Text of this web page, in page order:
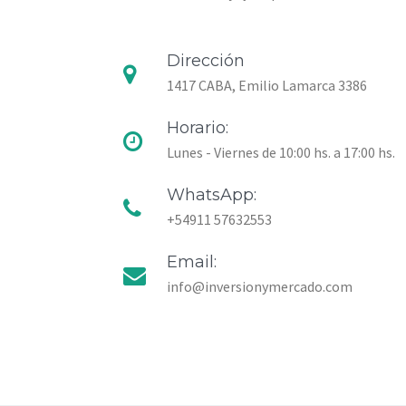
Dirección
1417 CABA, Emilio Lamarca 3386
Horario:
Lunes - Viernes de 10:00 hs. a 17:00 hs.
WhatsApp:
+54911 57632553
Email:
info@inversionymercado.com